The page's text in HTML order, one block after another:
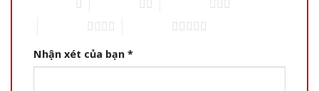
Nhận xét của bạn *